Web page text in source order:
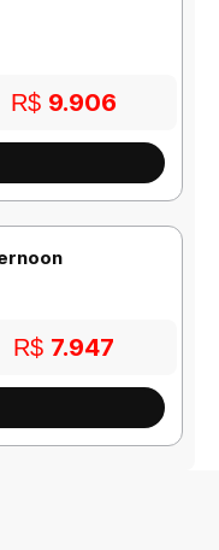
R$ 9.906
R$ 7.947